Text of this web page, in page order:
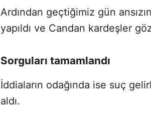
Ardından geçtiğimiz gün
yapıldı ve Candan kardeşler
Sorguları tamamlandı
İddiaların odağında ise suç
aldı.